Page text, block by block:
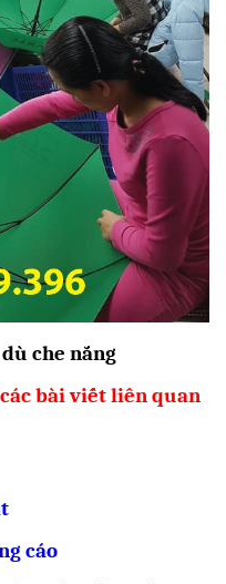
che nắng
bài viết liên quan
cáo